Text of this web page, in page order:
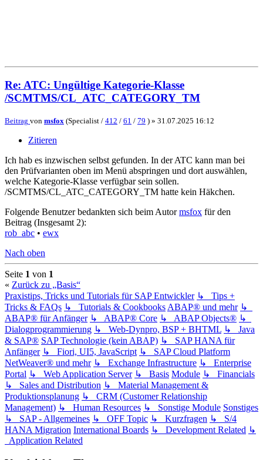
Re: ATC: Ungültige Kategorie-Klasse
/SCMTMS/CL_ATC_CATEGORY_TM
Beitrag von msfox (Specialist / 412 / 61 / 79 ) » 31.07.2025 16:12
Zitieren
Ich hab es inzwischen selbst gefunden. In der ATC kann man bei
den Prüfvarianten oben im Menü abspringen und dort auswählen,
welche Kategorie-Klasse verfügbar sein sollen.
/SCMTMS/CL_ATC_CATEGORY_TM hatte kein Häkchen.
Folgende Benutzer bedankten sich beim Autormsfox für den
Beitrag (Insgesamt 2):
rob_abc • ewx
Nach oben
Seite 1 von 1
« Zurück zu „Basis“
Praxistips, Tricks und Tutorials für SAP Entwickler ↳ Tips +
Tricks & FAQs ↳ Tutorials & Cookbooks ABAP® und mehr ↳
ABAP® für Anfänger ↳ ABAP® Core ↳ ABAP Objects® ↳
Dialogprogrammierung ↳ Web-Dynpro, BSP + BHTML ↳ Java
& SAP® SAP Technologie (kein ABAP) ↳ SAP HANA für
Anfänger ↳ Fiori, UI5, JavaScript ↳ SAP Cloud Platform
NetWeaver® und mehr ↳ Exchange Infrastructure ↳ Enterprise
Portal ↳ Web Application Server ↳ Basis Module ↳ Financials
↳ Sales and Distribution ↳ Material Management &
Produktionsplanung ↳ CRM (Customer Relationship
Management) ↳ Human Resources ↳ Sonstige Module Sonstiges
↳ SAP - Allgemeines ↳ OFF Topic ↳ Kurzfragen ↳ S/4
HANA Migration International Boards ↳ Development Related ↳
Application Related